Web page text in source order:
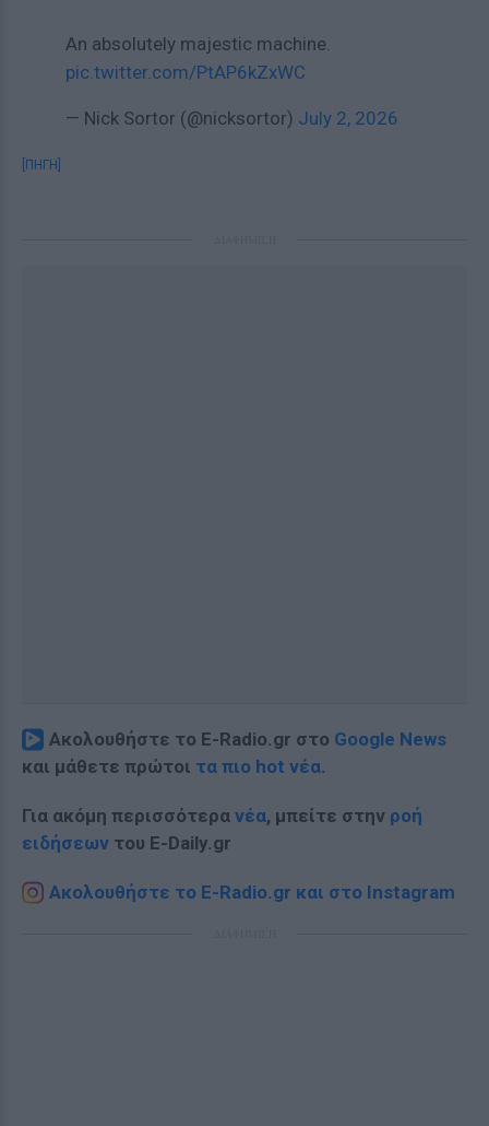
An absolutely majestic machine.
pic.twitter.com/PtAP6kZxWC
— Nick Sortor (@nicksortor) July 2, 2026
[ΠΗΓΗ]
Ακολουθήστε το E-Radio.gr στο Google News
και μάθετε πρώτοι τα πιο hot νέα.
Για ακόμη περισσότερα νέα, μπείτε στην ροή
ειδήσεων του E-Daily.gr
Ακολουθήστε το E-Radio.gr και στο Instagram